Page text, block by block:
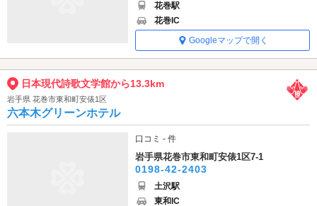
花巻駅
花巻IC
Googleマップで開く
日本現代詩歌文学館から13.3km
岩手県 花巻市東和町安俵1区
六本木グリーンホテル
口コミ - 件
岩手県花巻市東和町安俵1区7-1
0198-42-2403
土沢駅
東和IC